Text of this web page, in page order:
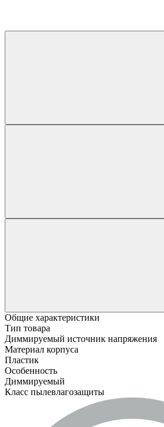
Общие характеристики
Тип товара
Диммируемый источник напряжения
Материал корпуса
Пластик
Особенность
Диммируемый
Класс пылевлагозащиты